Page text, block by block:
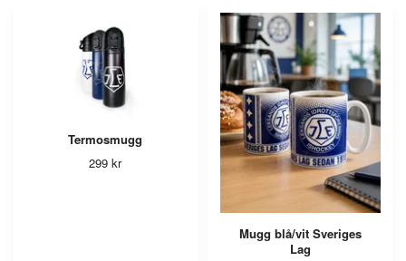
Termosmugg
299 kr
Mugg blå/vit Sveriges
Lag